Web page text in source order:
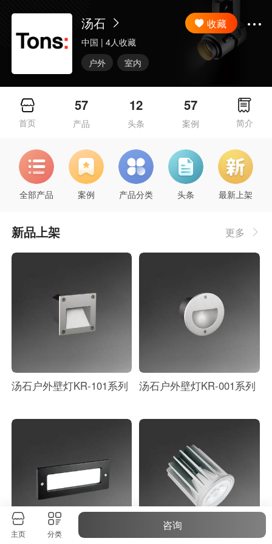
汤石
中国 | 4人收藏
户外
室内
收藏
首页
57
产品
12
头条
57
案例 简介
全部产品 案例 产品分类 头条 最新上架
新品上架 更多
汤石户外壁灯KR-101系列 汤石户外壁灯KR-001系列
主页 分类
咨询